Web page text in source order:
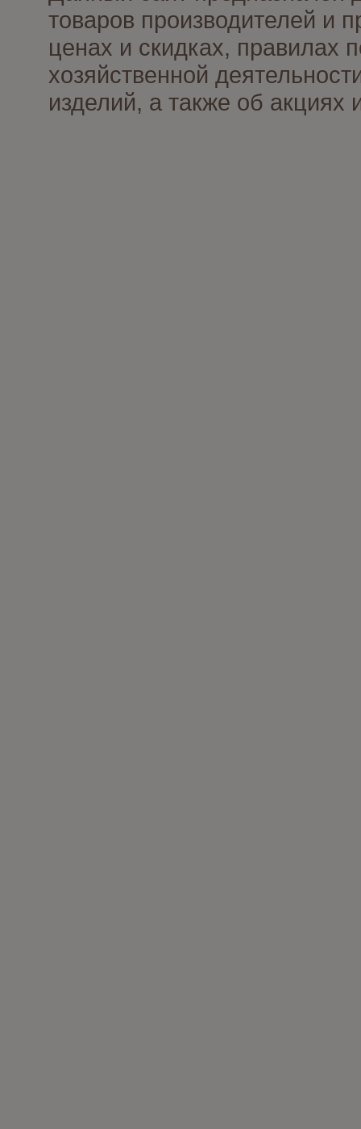
товаров производителей и
ценах и скидках, правилах
хозяйственной
изделий, а также об